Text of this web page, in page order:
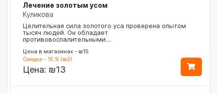
Лечение золотым усом
Куликова
Целительная сила золотого уса проверена опытом
тысяч людей. Он обладает
противовоспалительными…
Цена в магазинах - ₪15
Скидка - 15 % (₪2)
Цена: ₪13